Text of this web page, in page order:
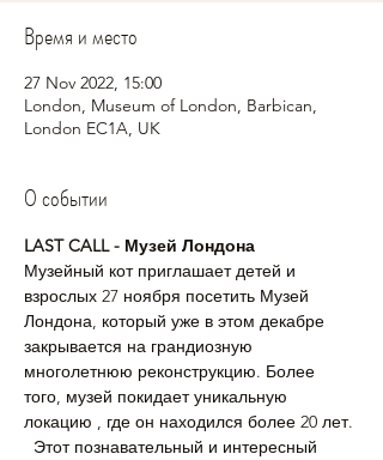
Время и место
27 Nov 2022, 15:00
London, Museum of London, Barbican,
London EC1A, UK
О событии
LAST CALL - Музей Лондона
Музейный кот приглашает детей и
взрослых 27 ноября посетить Музей
Лондона, который уже в этом декабре
закрывается на грандиозную
многолетнюю реконструкцию. Более
того, музей покидает уникальную
локацию , где он находился более 20 лет.
Этот познавательный и интересный